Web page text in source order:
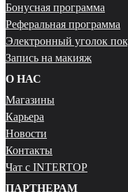
Бонусная программа
Реферальная программа
Электронный уголок
Запись на макияж
О НАС
Магазины
Карьера
Новости
Контакты
Чат с INTERTOP
ПАРТНЕРАМ